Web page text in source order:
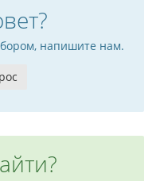
напишите нам.